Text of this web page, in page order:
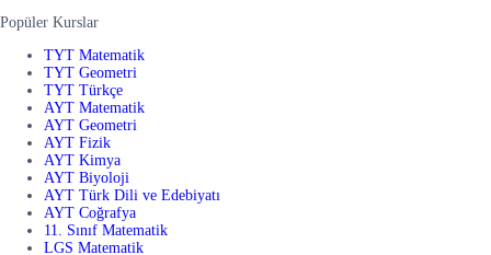
Popüler Kurslar
TYT Matematik
TYT Geometri
TYT Türkçe
AYT Matematik
AYT Geometri
AYT Fizik
AYT Kimya
AYT Biyoloji
AYT Türk Dili ve Edebiyatı
AYT Coğrafya
11. Sınıf Matematik
LGS Matematik